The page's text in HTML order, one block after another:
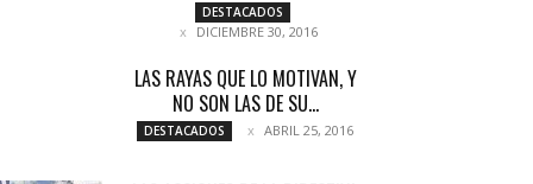
DESTACADOS
DICIEMBRE 30, 2016
LAS RAYAS QUE LO MOTIVAN, Y
NO SON LAS DE SU...
DESTACADOS ABRIL 25, 2016